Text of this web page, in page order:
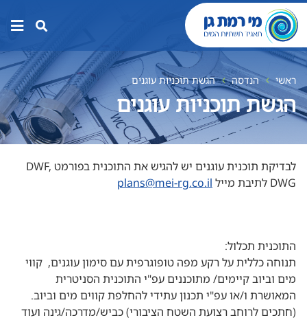
ראשי הנדסה הגשת תוכניות עוגנים
הגשת תוכניות עוגנים
לבדיקת תוכנית עוגנים יש להגיש את התוכנית בפורמט DWF,
DWG לתיבת מייל
plans@mei-rg.co.il
התוכנית תכלול:
תנוחה כללית על רקע מפה טופוגרפית עם סימון עוגנים, קווי
מים וביוב קיימים/ מתוכננים עפ"י התוכנית הסניטרית
המאושרת ו/או עפ"י תכנון עתידי להחלפת קווים מים וביוב.
(חתכים לרוחב רצועת השטח הציבורי) כביש/מדרכה/גינה ועוד